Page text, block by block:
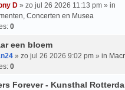
D » zo jul 26 2026 11:13 pm » in
Concerten en Musea
0
een bloem
» zo jul 26 2026 9:02 pm » in
0
Forever - Kunsthal